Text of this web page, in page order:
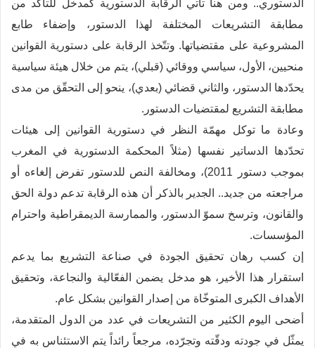
الدستوري.. ومن هنا تأتي الرقابة الدستورية كمدخل للتأكد من
مطابقة التشريعات المختلفة لهذا الدستور، وإضفاء طابع
المشروعية على مقتضياتها. وتتّخذ الرقابة على دستورية القوانين
منحيين، الأول، سياسي ووقائي (قبلي)، يتم من خلال هيئة سياسية
يحدّدها الدستور، والثاني قضائي (بعدي)، ينحو إلى التحقّق من مدى
مطابقة التشريع لمقتضيات الدستور.
وعادة ما توكل مهمّة النظر في دستورية القوانين إلى هيئات
تحدّدها الدساتير نفسها (مثلاً المحكمة الدستورية في المغرب
بموجب دستور 2011)، ومخالفة النص للدستور تفرض إلغاءه أو
مراجعته من جديد.. الجدير بالذكر أن هذه الرقابة تدعم دولة الحق
والقانون، وترسخ سموّ الدستور، والممارسة الديمقراطية واحترام
المؤسسات.
إن كسب رهان تحقيق الجودة في صناعة التشريع بما يدعم
استقرار هذا الأخير، هو مدخل يضمن الفعّالية والنجاعة، وتحقيق
الأهداف الكبرى المتوخّاة من إصدار القوانين بشكل عام.
أضحى اليوم الكثير من التشريعات في عدد من الدول المتقدمة،
يمثّل في جودته ودقّته وتجرّده، مرجعاً رائداً يتم الاستئناس به في